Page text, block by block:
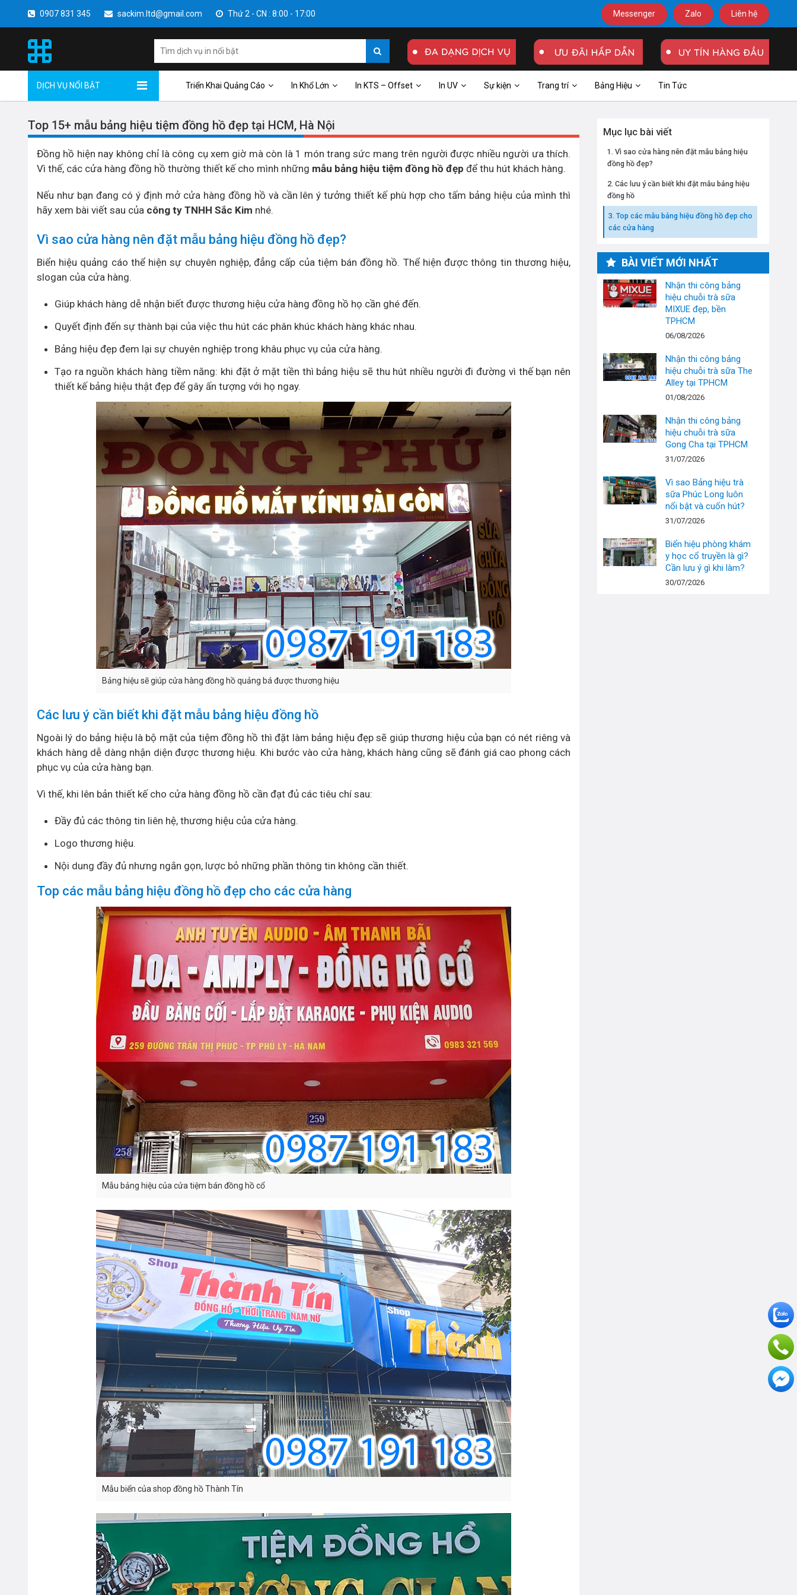
0907 831 345 sackim.ltd@gmail.com Thứ 2 - CN : 8:00 - 17:00 Messenger Zalo Liên hệ
DỊCH VỤ NỔI BẬT Triển Khai Quảng Cáo In Khổ Lớn In KTS – Offset In UV Sự kiện Trang trí Bảng Hiệu Tin Tức
Top 15+ mẫu bảng hiệu tiệm đồng hồ đẹp tại HCM, Hà Nội
Đồng hồ hiện nay không chỉ là công cụ xem giờ mà còn là 1 món trang sức mang trên người được nhiều người ưa thích.
Vì thế, các cửa hàng đồng hồ thường thiết kế cho mình những mẫu bảng hiệu tiệm đồng hồ đẹp để thu hút khách hàng.
Nếu như bạn đang có ý định mở cửa hàng đồng hồ và cần lên ý tưởng thiết kế phù hợp cho tấm bảng hiệu của mình thì
hãy xem bài viết sau của công ty TNHH Sắc Kim nhé.
Vì sao cửa hàng nên đặt mẫu bảng hiệu đồng hồ đẹp?
Biển hiệu quảng cáo thể hiện sự chuyên nghiệp, đẳng cấp của tiệm bán đồng hồ. Thể hiện được thông tin thương hiệu,
slogan của cửa hàng.
Giúp khách hàng dễ nhận biết được thương hiệu cửa hàng đồng hồ họ cần ghé đến.
Quyết định đến sự thành bại của việc thu hút các phân khúc khách hàng khác nhau.
Bảng hiệu đẹp đem lại sự chuyên nghiệp trong khâu phục vụ của cửa hàng.
Tạo ra nguồn khách hàng tiềm năng: khi đặt ở mặt tiền thì bảng hiệu sẽ thu hút nhiều người đi đường vì thế bạn nên
thiết kế bảng hiệu thật đẹp để gây ấn tượng với họ ngay.
Bảng hiệu sẽ giúp cửa hàng đồng hồ quảng bá được thương hiệu
Các lưu ý cần biết khi đặt mẫu bảng hiệu đồng hồ
Ngoài lý do bảng hiệu là bộ mặt của tiệm đồng hồ thì đặt làm bảng hiệu đẹp sẽ giúp thương hiệu của bạn có nét riêng và
khách hàng dễ dàng nhận diện được thương hiệu. Khi bước vào cửa hàng, khách hàng cũng sẽ đánh giá cao phong cách
phục vụ của cửa hàng bạn.
Vì thế, khi lên bản thiết kế cho cửa hàng đồng hồ cần đạt đủ các tiêu chí sau:
Đầy đủ các thông tin liên hệ, thương hiệu của cửa hàng.
Logo thương hiệu.
Nội dung đầy đủ nhưng ngắn gọn, lược bỏ những phần thông tin không cần thiết.
Top các mẫu bảng hiệu đồng hồ đẹp cho các cửa hàng
Mẫu bảng hiệu của cửa tiệm bán đồng hồ cổ
Mẫu biển của shop đồng hồ Thành Tín
Mục lục bài viết
Vì sao cửa hàng nên đặt mẫu bảng hiệu
đồng hồ đẹp?
Các lưu ý cần biết khi đặt mẫu bảng hiệu
đồng hồ
Top các mẫu bảng hiệu đồng hồ đẹp cho
các cửa hàng
BÀI VIẾT MỚI NHẤT
Nhận thi công bảng
hiệu chuỗi trà sữa
MIXUE đẹp, bền
TPHCM
06/08/2026
Nhận thi công bảng
hiệu chuỗi trà sữa The
Alley tại TPHCM
01/08/2026
Nhận thi công bảng
hiệu chuỗi trà sữa
Gong Cha tại TPHCM
31/07/2026
Vì sao Bảng hiệu trà
sữa Phúc Long luôn
nổi bật và cuốn hút?
31/07/2026
Biển hiệu phòng khám
y học cổ truyền là gì?
Cần lưu ý gì khi làm?
30/07/2026